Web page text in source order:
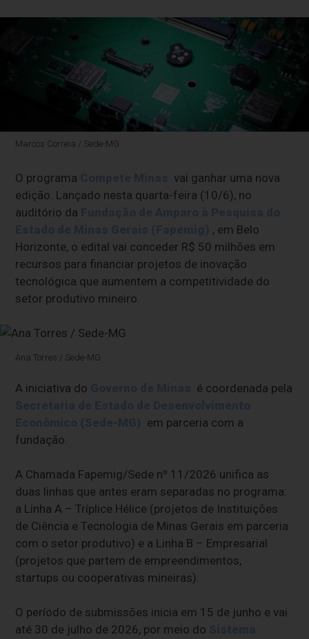
Marcos Correia / Sede-MG
O programa
vai ganhar uma nova
edição. Lançado nesta quarta-feira (10/6), no
auditório da
, em Belo
Horizonte, o edital vai conceder R$ 50 milhões em
recursos para financiar projetos de inovação
tecnológica que aumentem a competitividade do
setor produtivo mineiro.
Ana Torres / Sede-MG
A iniciativa do
é coordenada pela
em parceria com a
fundação.
A Chamada Fapemig/Sede nº 11/2026 unifica as
duas linhas que antes eram separadas no programa:
a Linha A – Tríplice Hélice (projetos de Instituições
de Ciência e Tecnologia de Minas Gerais em parceria
com o setor produtivo) e a Linha B – Empresarial
(projetos que partem de empreendimentos,
startups ou cooperativas mineiras).
O período de submissões inicia em 15 de junho e vai
até 30 de julho de 2026, por meio do